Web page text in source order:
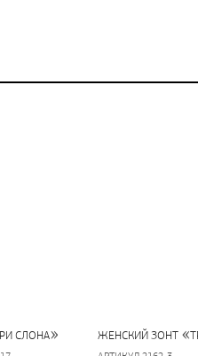
СЛОНА» ЖЕНСКИЙ ЗОНТ «